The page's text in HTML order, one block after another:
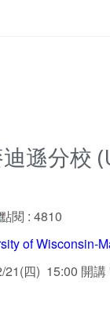
遜分
點閱 : 4810
of Wisconsin-
21(四) 15:00 開